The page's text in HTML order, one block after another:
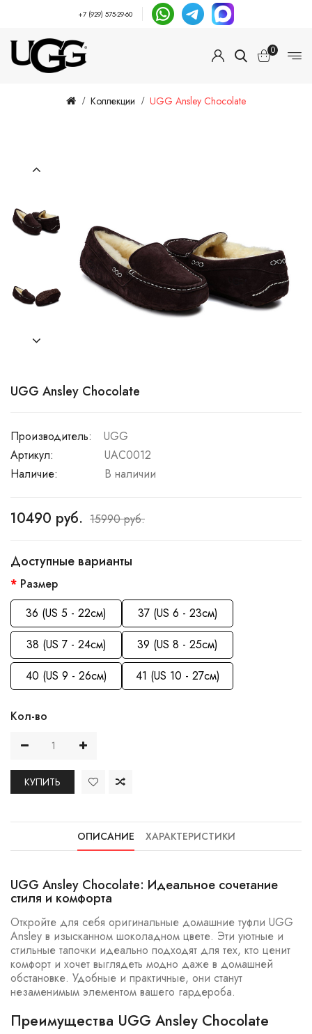
+7 (929) 575-29-60
0
Коллекции UGG Ansley Chocolate
UGG Ansley Chocolate
Производитель:
UGG
Артикул:
UAC0012
Наличие:
В наличии
10490 руб. 15990 руб.
Доступные варианты
Размер
36 (US 5 - 22см)
37 (US 6 - 23см)
38 (US 7 - 24см)
39 (US 8 - 25см)
40 (US 9 - 26см)
41 (US 10 - 27см)
Кол-во
КУПИТЬ
ОПИСАНИЕ ХАРАКТЕРИСТИКИ
UGG Ansley Chocolate: Идеальное сочетание
стиля и комфорта
Откройте для себя оригинальные домашние туфли UGG
Ansley в изысканном шоколадном цвете. Эти уютные и
стильные тапочки идеально подходят для тех, кто ценит
комфорт и хочет выглядеть модно даже в домашней
обстановке. Удобные и практичные, они станут
незаменимым элементом вашего гардероба.
Преимущества UGG Ansley Chocolate